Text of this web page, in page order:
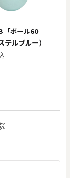
「ボール60
ルブルー）